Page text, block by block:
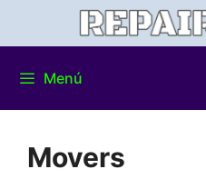
Menú
Movers